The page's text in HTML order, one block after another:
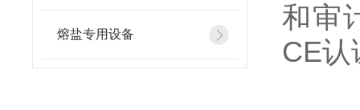
熔盐专用设备
和审
CE认